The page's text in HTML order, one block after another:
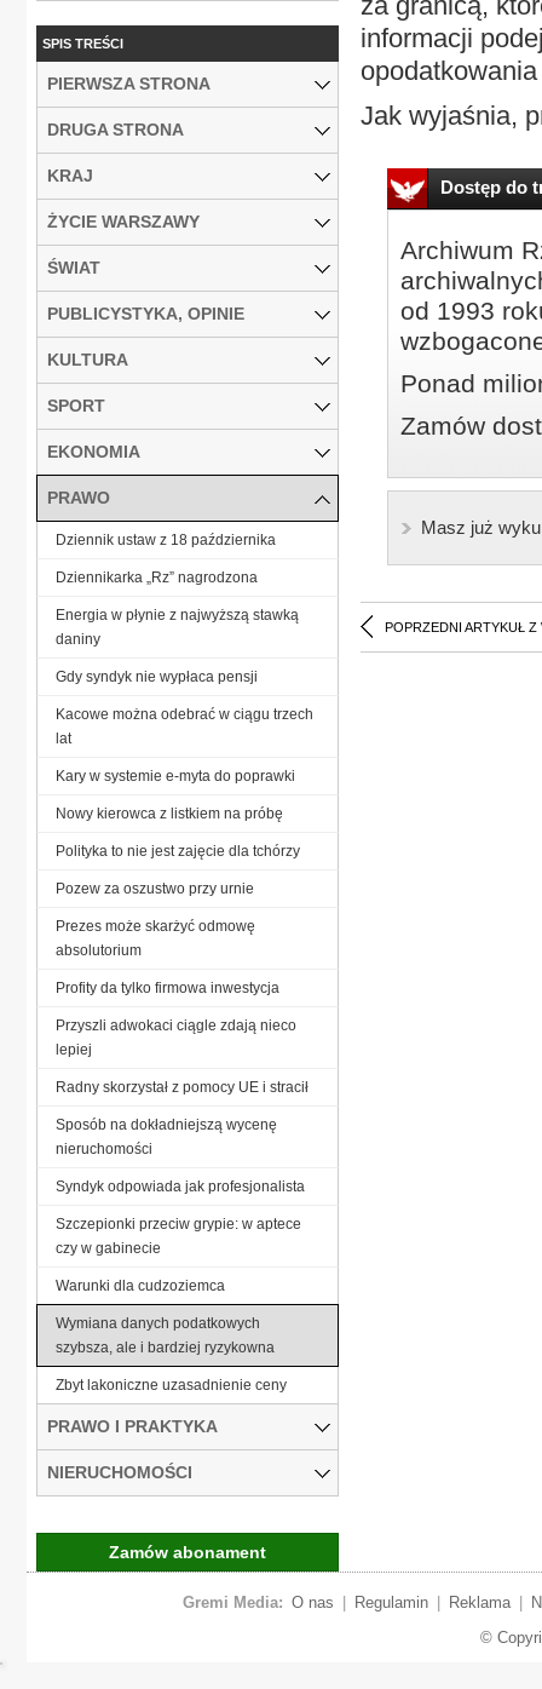
informacji
Jak wyjaśnia,
Dostęp do
Archiwum
od 1993
Ponad
Zamów
Masz już
POPRZEDNI ARTYKUŁ Z
SPIS TREŚCI
PIERWSZA STRONA
DRUGA STRONA
KRAJ
ŻYCIE WARSZAWY
ŚWIAT
PUBLICYSTYKA, OPINIE
KULTURA
SPORT
EKONOMIA
PRAWO
Dziennik ustaw z 18 października
Dziennikarka „Rz” nagrodzona
Energia w płynie z najwyższą stawką
daniny
Gdy syndyk nie wypłaca pensji
Kacowe można odebrać w ciągu trzech
lat
Kary w systemie e-myta do poprawki
Nowy kierowca z listkiem na próbę
Polityka to nie jest zajęcie dla tchórzy
Pozew za oszustwo przy urnie
Prezes może skarżyć odmowę
absolutorium
Profity da tylko firmowa inwestycja
Przyszli adwokaci ciągle zdają nieco
lepiej
Radny skorzystał z pomocy UE i stracił
Sposób na dokładniejszą wycenę
nieruchomości
Syndyk odpowiada jak profesjonalista
Szczepionki przeciw grypie: w aptece
czy w gabinecie
Warunki dla cudzoziemca
Wymiana danych podatkowych
szybsza, ale i bardziej ryzykowna
Zbyt lakoniczne uzasadnienie ceny
PRAWO I PRAKTYKA
NIERUCHOMOŚCI
Zamów abonament
Gremi Media: O nas Regulamin Reklama
©